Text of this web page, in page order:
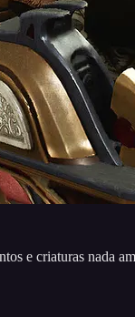
e criaturas nada